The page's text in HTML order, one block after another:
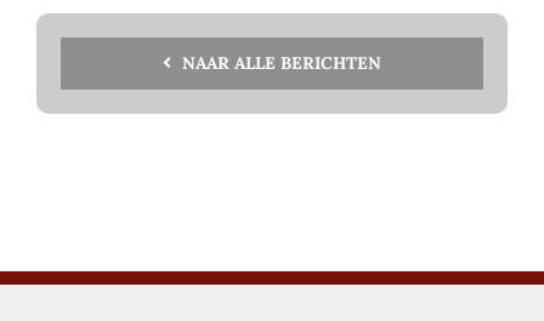
NAAR ALLE BERICHTEN